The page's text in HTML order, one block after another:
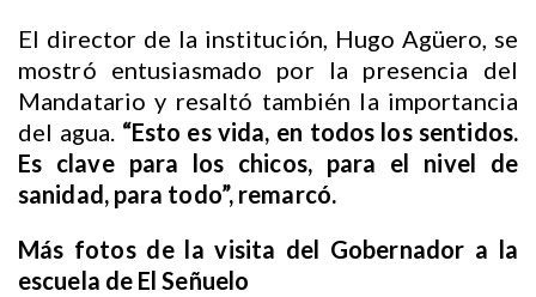
El director de la institución, Hugo Agüero, se
mostró entusiasmado por la presencia del
Mandatario y resaltó también la importancia
del agua. “Esto es vida, en todos los sentidos.
Es clave para los chicos, para el nivel de
sanidad, para todo”, remarcó.
Más fotos de la visita del Gobernador a la
escuela de El Señuelo